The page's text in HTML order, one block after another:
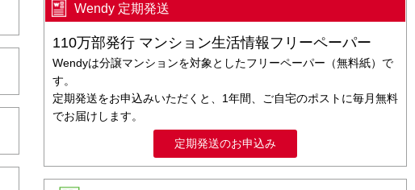
Wendy 定期発送
110万部発行 マンション生活情報フリーペーパー
Wendyは分譲マンションを対象としたフリーペーパー（無料紙）で
す。
定期発送をお申込みいただくと、1年間、ご自宅のポストに毎月無料
でお届けします。
定期発送のお申込み